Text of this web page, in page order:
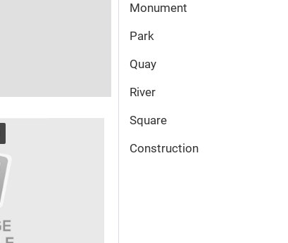
Monument
Park
Quay
River
Square
Сonstruction